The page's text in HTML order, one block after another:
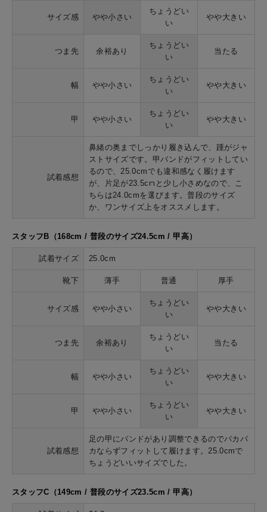
サイズ感 やや小さい
ちょうどい
い
やや大きい
つま先 余裕あり
ちょうどい
い
当たる
幅 やや小さい
ちょうどい
い
やや大きい
甲 やや小さい
ちょうどい
い
やや大きい
試着感想
鼻緒の奥までしっかり履き込んで、踵がジャ
ストサイズです。甲バンドがフィットしてい
るので、25.0cmでも違和感なく履けます
が、片足が23.5cmと少し小さめなので、こ
ちらは24.0cmを選びます。普段のサイズ
か、ワンサイズ上をオススメします。
スタッフB（168cm / 普段のサイズ24.5cm / 甲高）
試着サイズ 25.0cm
靴下 薄手 普通 厚手
サイズ感 やや小さい
ちょうどい
い
やや大きい
つま先 余裕あり
ちょうどい
い
当たる
幅 やや小さい
ちょうどい
い
やや大きい
甲 やや小さい
ちょうどい
い
やや大きい
試着感想
足の甲にバンドがあり調整できるのでパカパ
カならずフィットして履けます。25.0cmで
ちょうどいいサイズでした。
スタッフC（149cm / 普段のサイズ23.5cm / 甲高）